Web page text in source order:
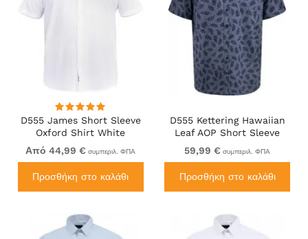
D555 James Short Sleeve
Oxford Shirt White
Από 44,99 € συμπεριλ. ΦΠΑ
Προσθήκη στο καλάθι
D555 Kettering Hawaiian
Leaf AOP Short Sleeve
Button Down Collar Shirt
Denim
59,99 € συμπεριλ. ΦΠΑ
Προσθήκη στο καλάθι